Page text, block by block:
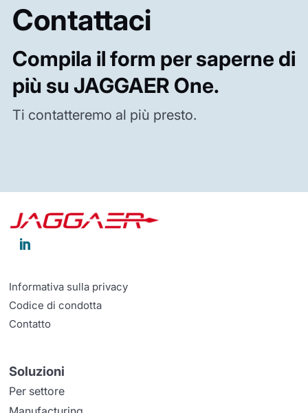
Contattaci
Compila il form per saperne di
più su JAGGAER One.
Ti contatteremo al più presto.

Informativa sulla privacy
Codice di condotta
Contatto
Soluzioni
Per settore